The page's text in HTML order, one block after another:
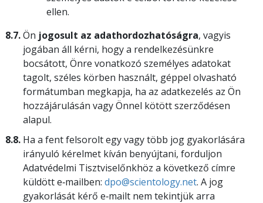
ellen.
8.7.Ön jogosult az adathordozhatóságra, vagyis
jogában áll kérni, hogy a rendelkezésünkre
bocsátott, Önre vonatkozó személyes adatokat
tagolt, széles körben használt, géppel olvasható
formátumban megkapja, ha az adatkezelés az Ön
hozzájárulásán vagy Önnel kötött szerződésen
alapul.
8.8. Ha a fent felsorolt egy vagy több jog gyakorlására
irányuló kérelmet kíván benyújtani, forduljon
Adatvédelmi Tisztviselőnkhöz a következő címre
küldött e‑mailben: dpo@scientology.net. A jog
gyakorlását kérő e‑mailt nem tekintjük arra